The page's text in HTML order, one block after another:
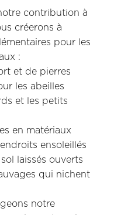
contribution à
créerons à
pour les
:
et de pierres
les abeilles
et les petits
en matériaux
ensoleillés
laissés ouverts
qui nichent
notre